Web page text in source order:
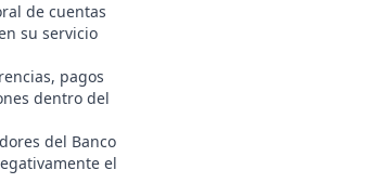
de cuentas
su servicio
pagos
dentro del
del Banco
el